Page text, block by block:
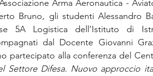
Arma Aeronautica -
Bruno, gli studenti Alessandro
5A Logistica dell’Istituto di
dal Docente Giovanni
partecipato alla conferenza del
Settore Difesa. Nuovo approccio